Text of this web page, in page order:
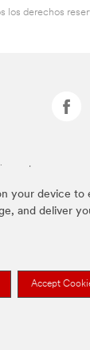
your device to
and deliver
Accept
derechos
son marcas